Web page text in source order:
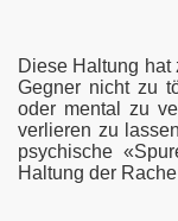
Diese Haltung hat
Gegner nicht zu
oder mental zu
verlieren zu
psychische
Haltung der